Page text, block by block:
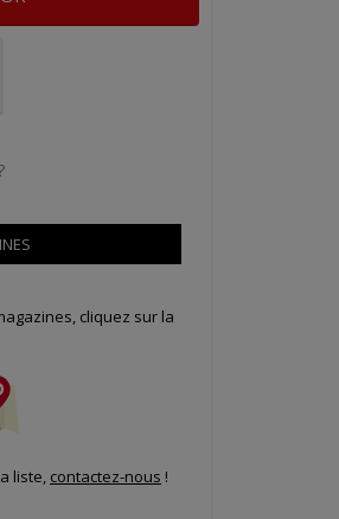
cliquez sur la
liste, contactez-nous !